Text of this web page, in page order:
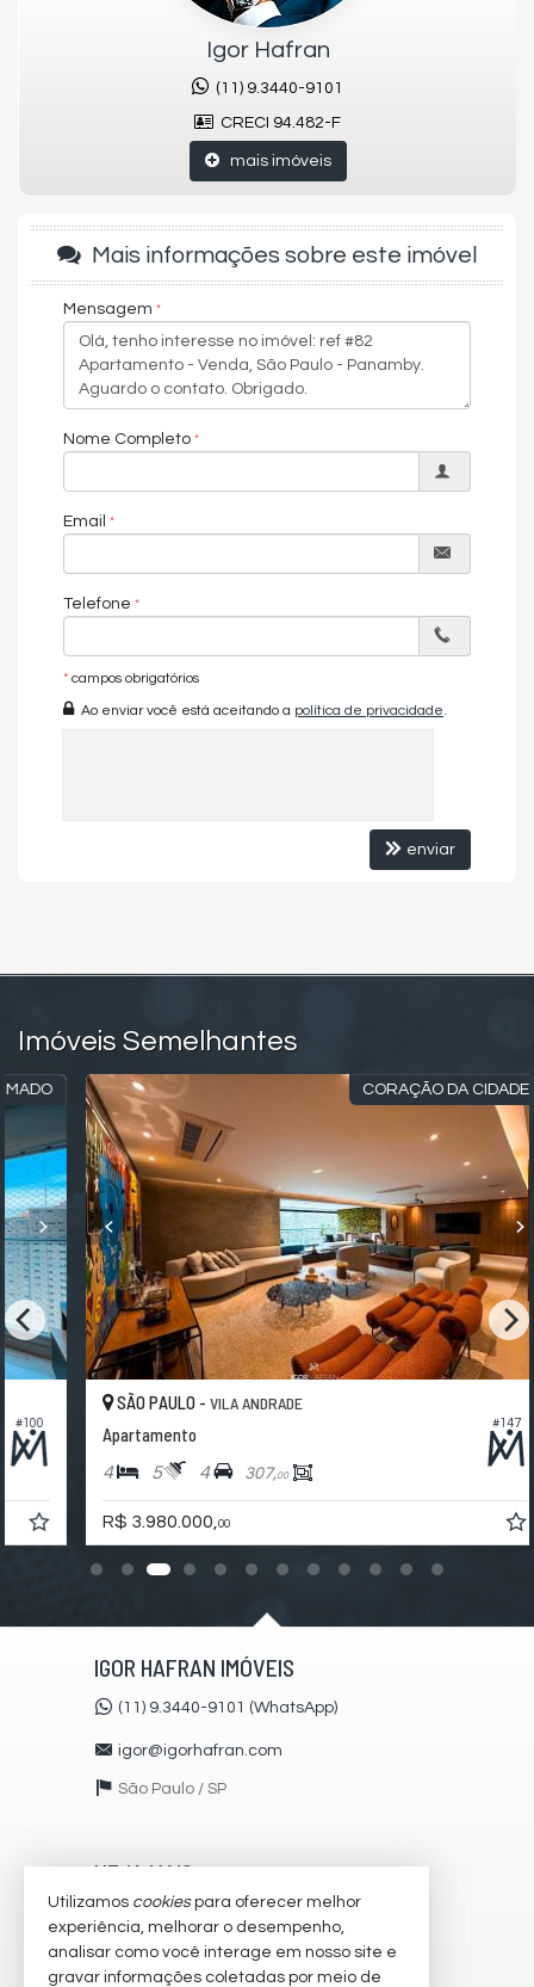
Características do Imóvel
Entrada de Serviço
Banheiro Social
Suíte Master
Piso de Madeira
Decorado
Acabamento em Gesso
Endereço:
Rua Forte William
Panamby
Igor Hafran
(11) 9.3440-9101
CRECI 94.482-F
mais imóveis
Mais informações sobre este imóvel
Mensagem
Nome Completo
Email
Telefone
* campos obrigatórios
Ao enviar você está aceitando a política de privacidade
enviar
Imóveis Semelhantes
CORAÇÃO DA CIDADE
SÃO PAULO -VILA ANDRADE
Apartamento
5 4 307,00
R$ 3.980.000,00
IGOR HAFRAN IMÓVEIS
(11) 9.3440-9101 (WhatsApp)
igor@igorhafran.com
São Paulo / SP
VEJA MAIS
receba nosso newsletter
cadastre seu imóvel
Utilizamos cookiespara oferecer melhor
experiência, melhorar o desempenho,
analisar como você interage em nosso site e
gravar informações coletadas por meio de